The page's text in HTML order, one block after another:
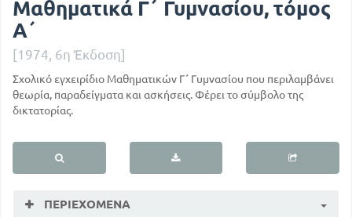
Μαθηματικά Γ΄ Γυμνασίου, τόμος
Α΄
[1974, 6η Έκδοση]
Σχολικό εγχειρίδιο Μαθηματικών Γ΄ Γυμνασίου που περιλαμβάνει
θεωρία, παραδείγματα και ασκήσεις. Φέρει το σύμβολο της
δικτατορίας.
ΠΕΡΙΕΧΌΜΕΝΑ